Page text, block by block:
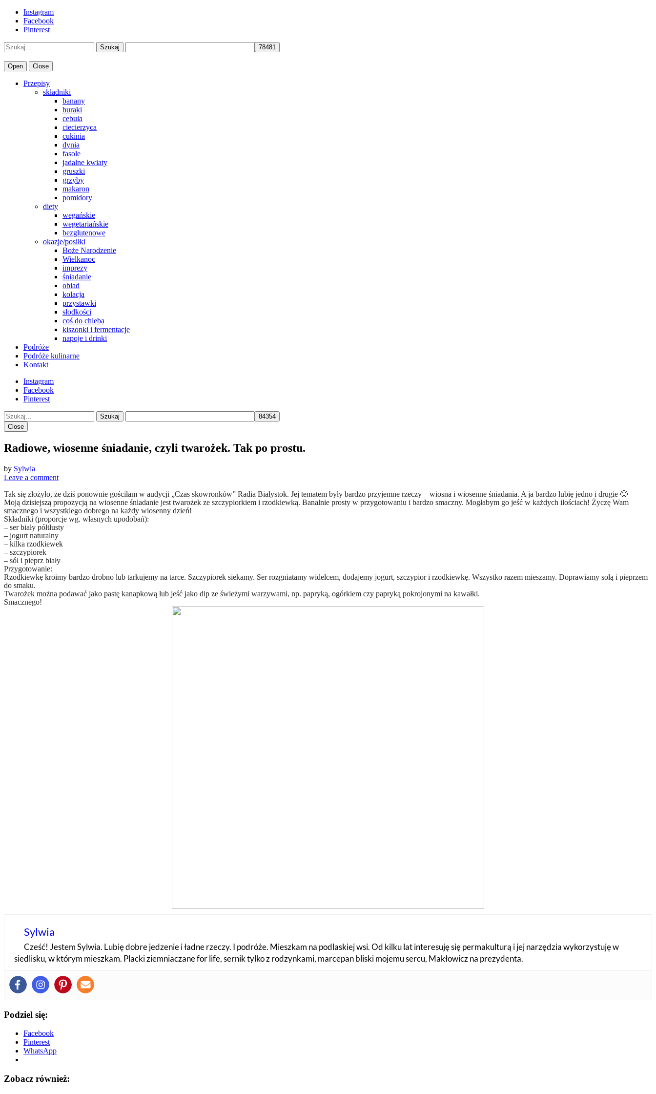
Instagram
Facebook
Pinterest
Szukaj
Open Close
Przepisy
składniki
banany
buraki
cebula
ciecierzyca
cukinia
dynia
fasole
jadalne kwiaty
gruszki
grzyby
makaron
pomidory
diety
wegańskie
wegetariańskie
bezglutenowe
okazje/posiłki
Boże Narodzenie
Wielkanoc
imprezy
śniadanie
obiad
kolacja
przystawki
słodkości
coś do chleba
kiszonki i fermentacje
napoje i drinki
Podróże
Podróże kulinarne
Kontakt
Instagram
Facebook
Pinterest
Szukaj
Close
Radiowe, wiosenne śniadanie, czyli twarożek. Tak po prostu.
by Sylwia
Leave a comment
Tak się złożyło, że dziś ponownie gościłam w audycji „Czas skowronków” Radia Białystok. Jej tematem były bardzo przyjemne rzeczy – wiosna i wiosenne śniadania. A ja bardzo lubię jedno i drugie 🙂
Moją dzisiejszą propozycją na wiosenne śniadanie jest twarożek ze szczypiorkiem i rzodkiewką. Banalnie prosty w przygotowaniu i bardzo smaczny. Mogłabym go jeść w każdych ilościach! Życzę Wam
smacznego i wszystkiego dobrego na każdy wiosenny dzień!
Składniki (proporcje wg. własnych upodobań):
– ser biały półtłusty
– jogurt naturalny
– kilka rzodkiewek
– szczypiorek
– sól i pieprz biały
Przygotowanie:
Rzodkiewkę kroimy bardzo drobno lub tarkujemy na tarce. Szczypiorek siekamy. Ser rozgniatamy widelcem, dodajemy jogurt, szczypior i rzodkiewkę. Wszystko razem mieszamy. Doprawiamy solą i pieprzem
do smaku.
Twarożek można podawać jako pastę kanapkową lub jeść jako dip ze świeżymi warzywami, np. papryką, ogórkiem czy papryką pokrojonymi na kawałki.
Smacznego!
Sylwia
Cześć! Jestem Sylwia. Lubię dobre jedzenie i ładne rzeczy. I podróże. Mieszkam na podlaskiej wsi. Od kilku lat interesuję się permakulturą i jej narzędzia wykorzystuję w
siedlisku, w którym mieszkam. Placki ziemniaczane for life, sernik tylko z rodzynkami, marcepan bliski mojemu sercu, Makłowicz na prezydenta.
Podziel się:
Facebook
Pinterest
WhatsApp
Zobacz również: